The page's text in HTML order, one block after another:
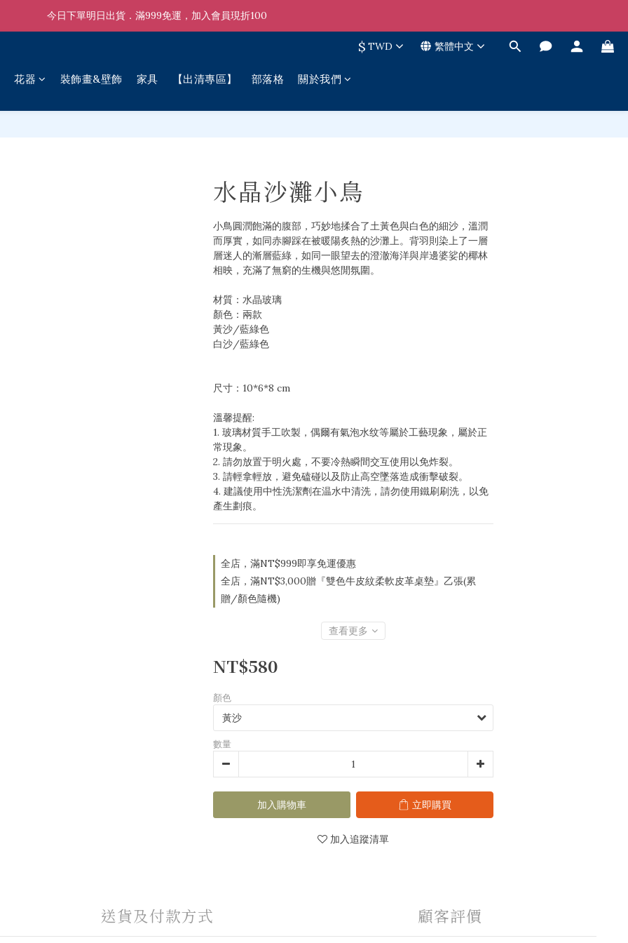
今日下單明日出貨．滿999免運，加入會員現折100
$ TWD 繁體中文
花器 裝飾畫&壁飾 家具 【出清專區】 部落格 關於我們
水晶沙灘小鳥
小鳥圓潤飽滿的腹部，巧妙地揉合了土黃色與白色的細沙，溫潤
而厚實，如同赤腳踩在被暖陽炙熱的沙灘上。背羽則染上了一層
層迷人的漸層藍綠，如同一眼望去的澄澈海洋與岸邊婆娑的椰林
相映，充滿了無窮的生機與悠閒氛圍。
材質：水晶玻璃
顏色：兩款
黃沙/藍綠色
白沙/藍綠色
尺寸：10*6*8 cm
溫馨提醒:
1. 玻璃材質手工吹製，偶爾有氣泡水纹等屬於工藝現象，屬於正
常現象。
2. 請勿放置于明火處，不要冷熱瞬間交互使用以免炸裂。
3. 請輕拿輕放，避免磕碰以及防止高空墜落造成衝擊破裂。
4. 建議使用中性洗潔劑在温水中清洗，請勿使用鐵刷刷洗，以免
產生劃痕。
全店，滿NT$999即享免運優惠
全店，滿NT$3,000贈『雙色牛皮紋柔軟皮革桌墊』乙張(累
贈/顏色隨機)
查看更多
NT$580
顏色
數量
加入購物車 立即購買
加入追蹤清單
送貨及付款方式 顧客評價